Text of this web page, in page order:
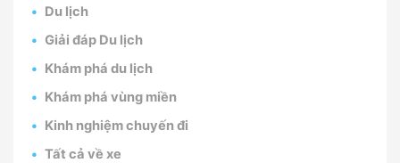
Du lịch
Giải đáp Du lịch
Khám phá du lịch
Khám phá vùng miền
Kinh nghiệm chuyến đi
Tất cả về xe